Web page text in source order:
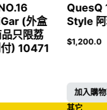
(外盒
只限荔
) 10471
QuesQ
Style
$1,200.0
加入購
其它